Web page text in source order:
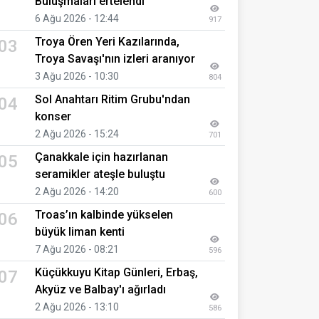
6 Ağu 2026 - 12:44 917
Troya Ören Yeri Kazılarında,
Troya Savaşı'nın izleri aranıyor
3 Ağu 2026 - 10:30 804
Sol Anahtarı Ritim Grubu'ndan
konser
2 Ağu 2026 - 15:24 701
Çanakkale için hazırlanan
seramikler ateşle buluştu
2 Ağu 2026 - 14:20 600
Troas’ın kalbinde yükselen
büyük liman kenti
7 Ağu 2026 - 08:21 596
Küçükkuyu Kitap Günleri, Erbaş,
Akyüz ve Balbay'ı ağırladı
2 Ağu 2026 - 13:10 586